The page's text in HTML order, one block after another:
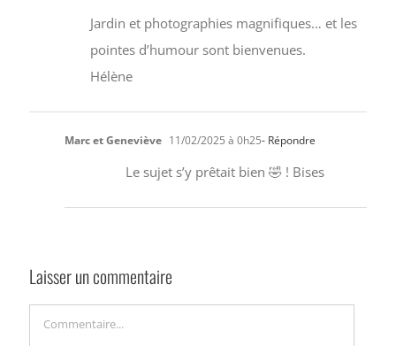
Jardin et photographies magnifiques… et les
pointes d’humour sont bienvenues.
Hélène
Marc et Geneviève 11/02/2025 à 0h25- Répondre
Le sujet s’y prêtait bien 🤣 ! Bises
Laisser un commentaire
Commentaire